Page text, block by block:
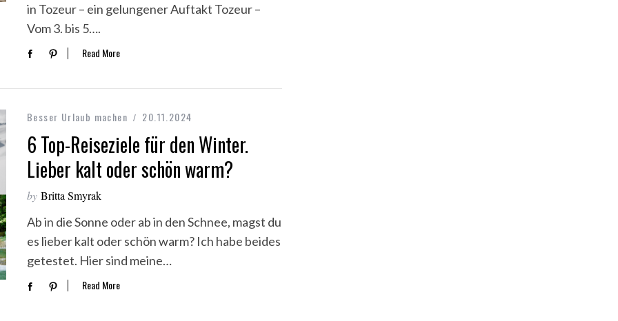
in Tozeur – ein gelungener Auftakt Tozeur –
Vom 3. bis 5….
Read More
Besser Urlaub machen 20.11.2024
6 Top-Reiseziele für den Winter.
Lieber kalt oder schön warm?
by Britta Smyrak
Ab in die Sonne oder ab in den Schnee, magst du
es lieber kalt oder schön warm? Ich habe beides
getestet. Hier sind meine…
Read More